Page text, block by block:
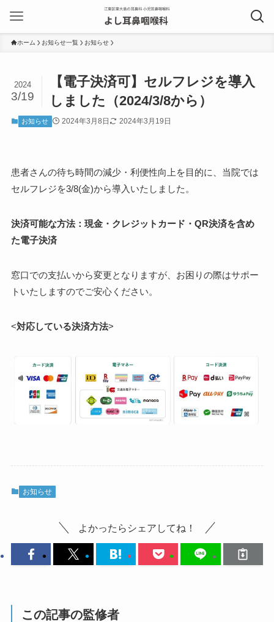
ホーム お知らせ一覧 お知らせ
【電子決済可】セルフレジを導入
しました（2024/3/8から）
2024
3/19
お知らせ 2024年3月8日 2024年3月19日
患者さんの待ち時間の減少・利便性向上を目的に、当院では
セルフレジを3/8(金)から導入いたしました。
決済可能な方法：現金・クレジットカード・QR決済を含め
た電子決済
窓口での支払いから変更となりますが、お困りの際はサポー
トいたしますのでご安心ください。
<対応している決済方法>
お知らせ
よかったらシェアしてね！
この記事の監修者